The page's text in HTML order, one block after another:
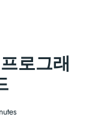
로그래